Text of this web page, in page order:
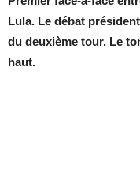
Lula. Le débat
du deuxième tour. Le
haut.